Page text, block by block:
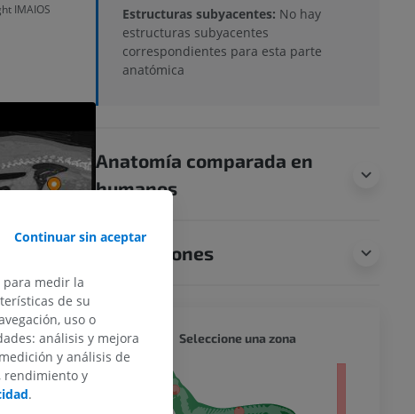
IMAIOS Estructuras subyacentes: No hay
estructuras subyacentes
correspondientes para esta parte
anatómica
Anatomía comparada en
humanos
Traducciones
entero
Seleccione una zona
Continuar sin aceptar
para medir la
de su
uso o
análisis y mejora
y análisis de
rendimiento y
.